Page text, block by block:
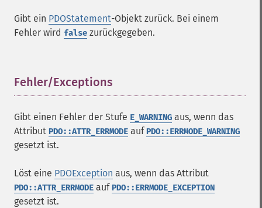
Gibt ein PDOStatement-Objekt zurück. Bei einem
Fehler wird false zurückgegeben.
Fehler/Exceptions
Gibt einen Fehler der Stufe E_WARNING aus, wenn das
Attribut PDO::ATTR_ERRMODE aufPDO::ERRMODE_WARNING
gesetzt ist.
Löst eine PDOException aus, wenn das Attribut
PDO::ATTR_ERRMODE aufPDO::ERRMODE_EXCEPTION
gesetzt ist.